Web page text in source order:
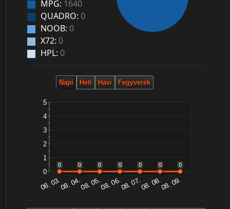
MPG: 1640
QUADRO: 0
NOOB: 0
X72: 0
HPL: 0